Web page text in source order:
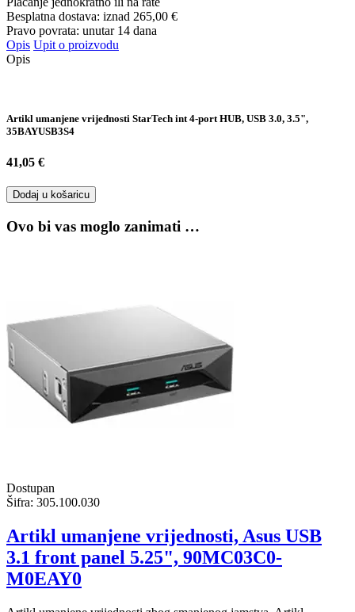
Besplatna dostava: iznad 265,00 €
Pravo povrata: unutar 14 dana
Opis Upit o proizvodu
Opis
Artikl umanjene vrijednosti StarTech int 4-port HUB, USB 3.0, 3.5",
35BAYUSB3S4
41,05 €
Dodaj u košaricu
Ovo bi vas moglo zanimati …
Dostupan
Šifra: 305.100.030
Artikl umanjene vrijednosti, Asus USB
3.1 front panel 5.25", 90MC03C0-
M0EAY0